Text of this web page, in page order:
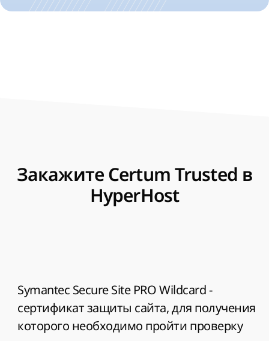
Закажите Certum Trusted в
HyperHost
Symantec Secure Site PRO Wildcard-
сертификат защиты сайта, для получения
которого необходимо пройти проверку